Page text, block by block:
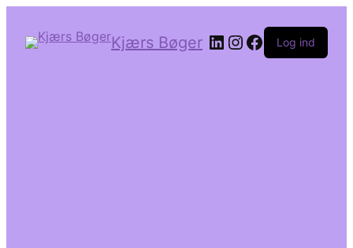
Kjærs Bøger LinkedIn
Instagram
Facebook
Log ind